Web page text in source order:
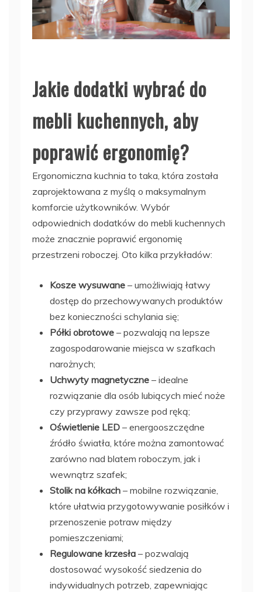
Jakie dodatki wybrać do
mebli kuchennych, aby
poprawić ergonomię?
Ergonomiczna kuchnia to taka, która została
zaprojektowana z myślą o maksymalnym
komforcie użytkowników. Wybór
odpowiednich dodatków do mebli kuchennych
może znacznie poprawić ergonomię
przestrzeni roboczej. Oto kilka przykładów:
Kosze wysuwane – umożliwiają łatwy
dostęp do przechowywanych produktów
bez konieczności schylania się;
Półki obrotowe – pozwalają na lepsze
zagospodarowanie miejsca w szafkach
narożnych;
Uchwyty magnetyczne – idealne
rozwiązanie dla osób lubiących mieć noże
czy przyprawy zawsze pod ręką;
Oświetlenie LED – energooszczędne
źródło światła, które można zamontować
zarówno nad blatem roboczym, jak i
wewnątrz szafek;
Stolik na kółkach – mobilne rozwiązanie,
które ułatwia przygotowywanie posiłków i
przenoszenie potraw między
pomieszczeniami;
Regulowane krzesła – pozwalają
dostosować wysokość siedzenia do
indywidualnych potrzeb, zapewniając